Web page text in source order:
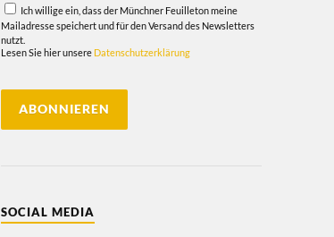
Ich willige ein, dass der Münchner Feuilleton meine
Mailadresse speichert und für den Versand des Newsletters
nutzt.
Lesen Sie hier unsere Datenschutzerklärung
SOCIAL MEDIA